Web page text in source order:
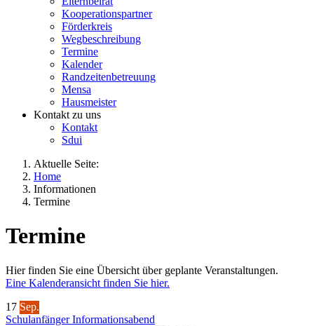
Kooperationspartner
Förderkreis
Wegbeschreibung
Termine
Kalender
Randzeitenbetreuung
Mensa
Hausmeister
Kontakt zu uns
Kontakt
Sdui
Aktuelle Seite:
Home
Informationen
Termine
Termine
Hier finden Sie eine Übersicht über geplante Veranstaltungen.
Eine Kalenderansicht finden Sie hier.
17 Sep.
Schulanfänger Informationsabend